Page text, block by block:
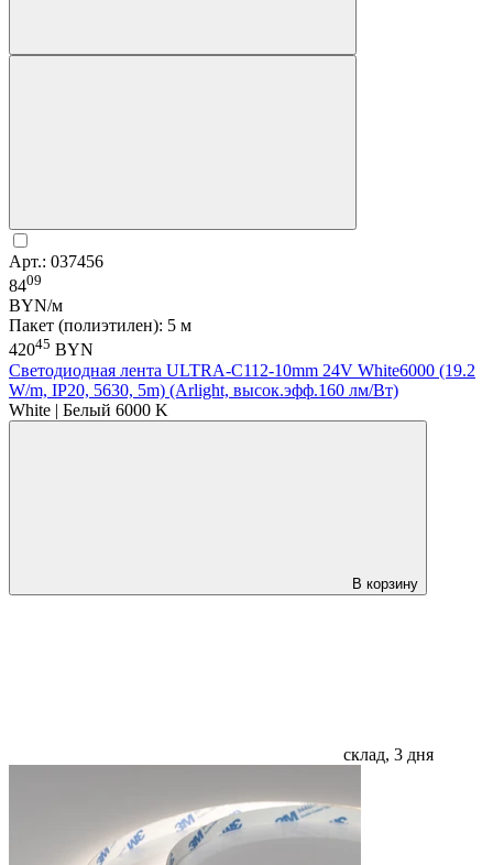
Арт.: 037456
8409
BYN/м
Пакет (полиэтилен): 5 м
42045 BYN
Светодиодная лента ULTRA-C112-10mm 24V White6000 (19.2
W/m, IP20, 5630, 5m) (Arlight, высок.эфф.160 лм/Вт)
White | Белый 6000 K
В корзину
склад, 3 дня